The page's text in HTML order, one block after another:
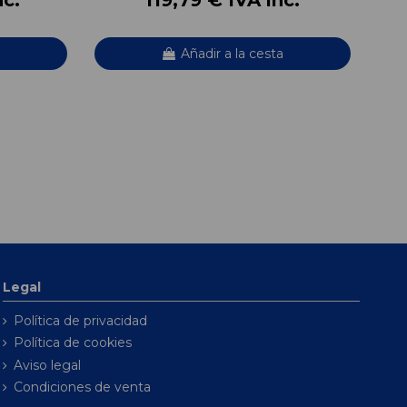
Añadir a la cesta
Legal
Política de privacidad
Política de cookies
Aviso legal
Condiciones de venta